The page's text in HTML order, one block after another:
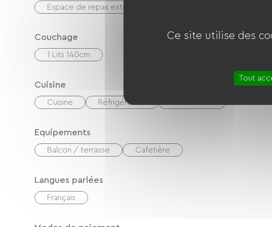
Espace de repas extérieur
Couchage
1 Lits 140cm
Cuisine
Cuisine Réfrigérateur
Equipements
Balcon / terrasse Cafetière
Langues parlées
Français
Ce site utilise des
Tout